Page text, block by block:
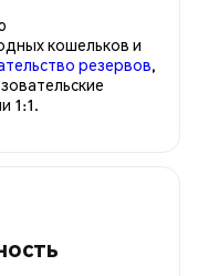
кошельков и
резервов
1:1.